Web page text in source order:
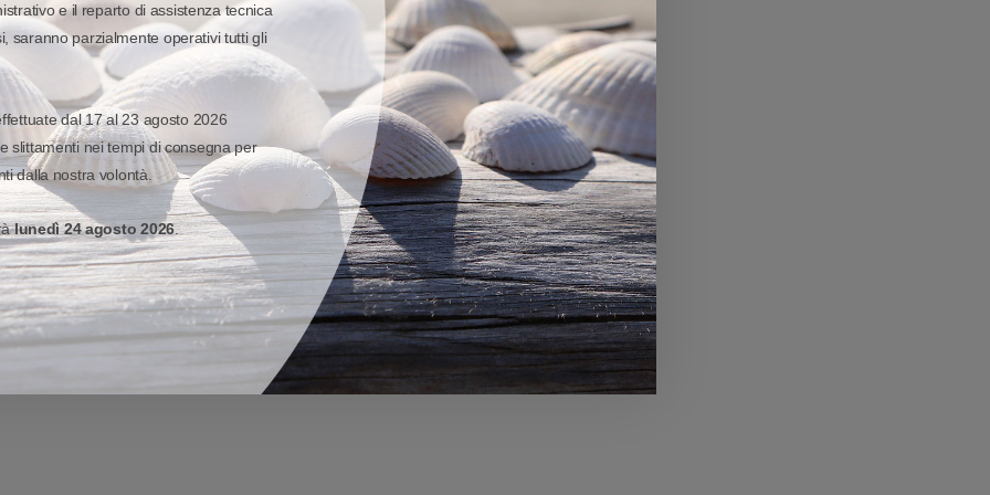
e il reparto di assistenza tecnica
saranno parzialmente operativi tutti gli
dal 17 al 23 agosto 2026
slittamenti nei tempi di consegna per
dalla nostra volontà.
lunedì 24 agosto 2026.
e grafica.
la stampa che ne rende più rapide le operazioni di sostituzione pezzi in fase lavorativa.
che non richiedono una lunga durata nel tempo.
esposizione alla luce ed ai raggi UV.
alto attrito e sfregamento.
anche di piccole dimensioni.